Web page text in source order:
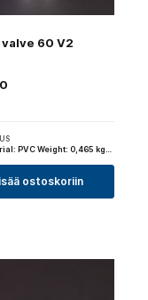
60 V2
PVC Weight: 0,465 kg…
ostoskoriin